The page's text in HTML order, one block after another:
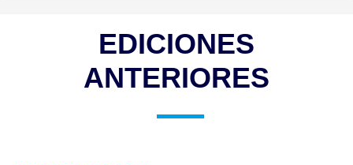
EDICIONES
ANTERIORES